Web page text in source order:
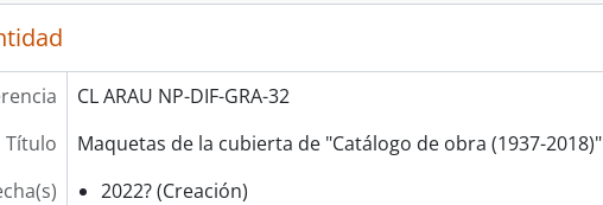
CL ARAU NP-DIF-GRA-32
Título
Maquetas de la cubierta de "Catálogo de obra (1937-2018)"
2022? (Creación)